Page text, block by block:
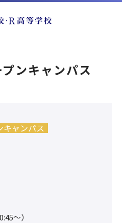
ンキャンパス
キャンパス
～）